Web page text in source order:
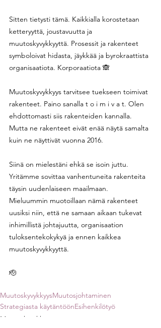
Sitten tietysti tämä. Kaikkialla korostetaan
ketteryyttä, joustavuutta ja
muutoskyvykkyyttä. Prosessit ja rakenteet
symboloivat hidasta, jäykkää ja byrokraattista
organisaatiota. Korporaatiota 🙈
Muutoskyvykkyys tarvitsee tuekseen toimivat
rakenteet. Paino sanalla t o i m i v a t. Olen
ehdottomasti siis rakenteiden kannalla.
Mutta ne rakenteet eivät enää näytä samalta
kuin ne näyttivät vuonna 2016.
Siinä on mielestäni ehkä se isoin juttu.
Yritämme sovittaa vanhentuneita rakenteita
täysin uudenlaiseen maailmaan.
Mieluummin muotoillaan nämä rakenteet
uusiksi niin, että ne samaan aikaan tukevat
inhimillistä johtajuutta, organisaation
tuloksentekokykyä ja ennen kaikkea
muutoskyvykkyyttä.
🫡
MuutoskyvykkyysMuutosjohtaminen
Strategiasta käytäntöönEsihenkilötyö
Muutoskyvykkyys